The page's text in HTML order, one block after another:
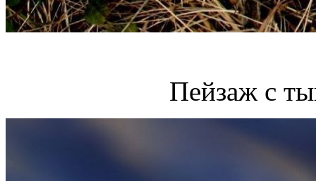
Пейзаж с